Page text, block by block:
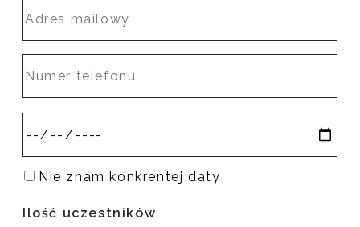
Nie znam konkrentej daty
Ilość uczestników